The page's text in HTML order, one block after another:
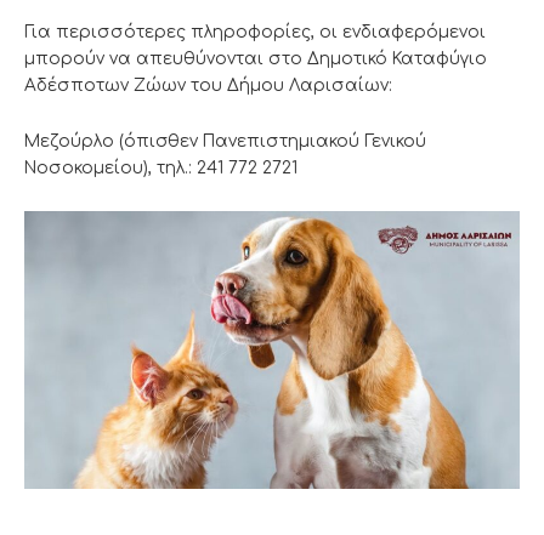
Για περισσότερες πληροφορίες, οι ενδιαφερόμενοι
μπορούν να απευθύνονται στο Δημοτικό Καταφύγιο
Αδέσποτων Ζώων του Δήμου Λαρισαίων:
Μεζούρλο (όπισθεν Πανεπιστημιακού Γενικού
Νοσοκομείου), τηλ.: 241 772 2721